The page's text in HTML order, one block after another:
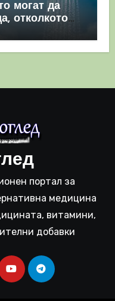
могат да
отколкото
портал за
медицина
витамини,
добавки